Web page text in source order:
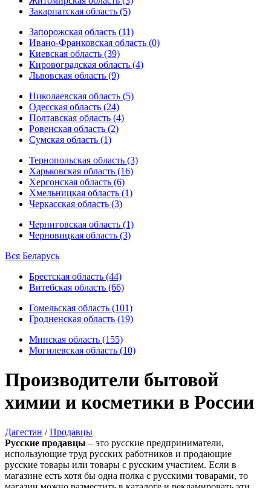
Закарпатская область (5)
Запорожская область (11)
Ивано-Франковская область (0)
Киевская область (39)
Кировоградская область (4)
Львовская область (9)
Николаевская область (5)
Одесская область (24)
Полтавская область (4)
Ровенская область (2)
Сумская область (1)
Тернопольская область (3)
Харьковская область (16)
Херсонская область (6)
Хмельницкая область (1)
Черкасская область (3)
Черниговская область (1)
Черновицкая область (3)
Вся Беларусь
Брестская область (44)
Витебская область (66)
Гомельская область (101)
Гродненская область (19)
Минская область (155)
Могилевская область (10)
Производители бытовой
химии и косметики в России
Дагестан /Продавцы
Русские продавцы – это русские предприниматели,
использующие труд русских работников и продающие
русские товары или товары с русским участием. Если в
магазине есть хотя бы одна полка с русскими товарами, то